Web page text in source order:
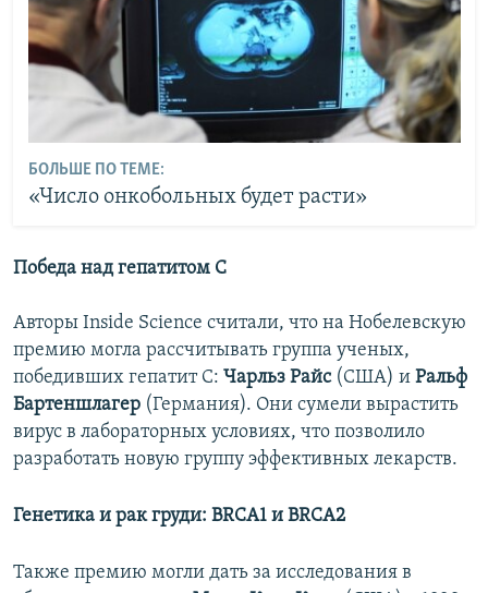
БОЛЬШЕ ПО ТЕМЕ:
«Число онкобольных будет расти»
Победа над гепатитом С
Авторы Inside Science считали, что на Нобелевскую
премию могла рассчитывать группа ученых,
победивших гепатит C: Чарльз Райс (США) и Ральф
Бартеншлагер (Германия). Они сумели вырастить
вирус в лабораторных условиях, что позволило
разработать новую группу эффективных лекарств.
Генетика и рак груди: BRCA1 и BRCA2
Также премию могли дать за исследования в